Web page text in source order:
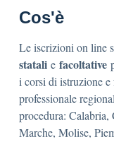
Cos'è
Le iscrizioni on line
statali e facoltative
i corsi di istruzione
professionale
procedura:
Marche, Molise,